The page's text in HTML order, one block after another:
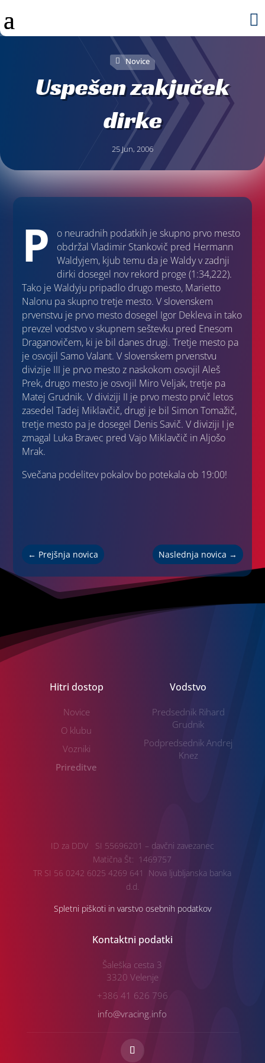

Novice
Uspešen zakjuček
dirke
25 Jun, 2006
P
o neuradnih podatkih je skupno prvo mesto
obdržal Vladimir Stankovič pred Hermann
Waldyjem, kjub temu da je Waldy v zadnji
dirki dosegel nov rekord proge (1:34,222).
Tako je Waldyju pripadlo drugo mesto, Marietto
Nalonu pa skupno tretje mesto. V slovenskem
prvenstvu je prvo mesto dosegel Igor Dekleva in tako
prevzel vodstvo v skupnem seštevku pred Enesom
Draganovičem, ki je bil danes drugi. Tretje mesto pa
je osvojil Samo Valant. V slovenskem prvenstvu
divizije III je prvo mesto z naskokom osvojil Aleš
Prek, drugo mesto je osvojil Miro Veljak, tretje pa
Matej Grudnik. V diviziji II je prvo mesto prvič letos
zasedel Tadej Miklavčič, drugi je bil Simon Tomažič,
tretje mesto pa je dosegel Denis Savič. V diviziji I je
zmagal Luka Bravec pred Vajo Miklavčič in Aljošo
Mrak.
Svečana podelitev pokalov bo potekala ob 19:00!
← Prejšnja novica Naslednja novica →
Hitri dostop
Novice
O klubu
Vozniki
Prireditve
Vodstvo
Predsednik Rihard
Grudnik
Podpredsednik Andrej
Knez
ID za DDV SI 55696201 – davčni zavezanec
Matična Št: 1469757
TR SI 56 0242 6025 4269 641 Nova ljubljanska banka
d.d.
Spletni piškoti in varstvo osebnih podatkov
Kontaktni podatki
Šaleška cesta 3
3320 Velenje
+386 41 626 796
info@vracing.info